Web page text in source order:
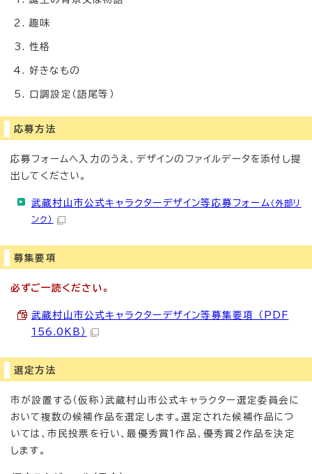
趣味
性格
好きなもの
口調設定（語尾等）
応募方法
応募フォームへ入力のうえ、デザインのファイルデータを添付し提
出してください。
武蔵村山市公式キャラクターデザイン等応募フォーム （外部リ
ンク）
募集要項
必ずご一読ください。
武蔵村山市公式キャラクターデザイン等募集要項 （PDF
156.0KB）
選定方法
市が設置する（仮称）武蔵村山市公式キャラクター選定委員会に
おいて複数の候補作品を選定します。選定された候補作品につ
いては、市民投票を行い、最優秀賞1作品、優秀賞2作品を決定
します。